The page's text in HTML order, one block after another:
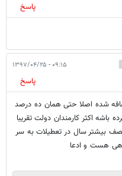
پاسخ
۰۹:۱۵ - ۱۳۹۷/۰۴/۲۵
پاسخ
ارگانها هم فقط 6 درصد اضافه شده اصلا حتی همان ده درصد
اکثر کارمندان دولت تقریبا
بیشتر سال در تعطیلات به سر
هست و ادعا